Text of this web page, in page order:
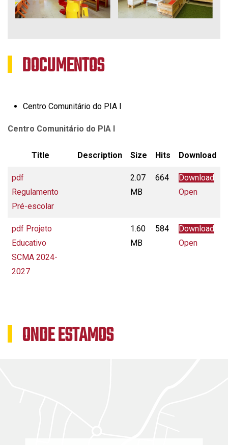
DOCUMENTOS
Centro Comunitário do PIA I
Centro Comunitário do PIA I
Title Description Size Hits Download
pdf
Regulamento
Pré-escolar
2.07
MB
664
Download
Open
pdf Projeto
Educativo
SCMA 2024-
2027
1.60
MB
584
Download
Open
ONDE ESTAMOS